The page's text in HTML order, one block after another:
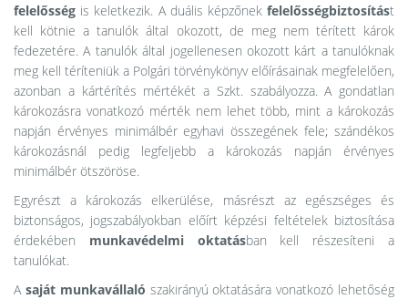
felelősség is keletkezik. A duális képzőnek felelősségbiztosítást
kell kötnie a tanulók által okozott, de meg nem térített károk
fedezetére. A tanulók által jogellenesen okozott kárt a tanulóknak
meg kell téríteniük a Polgári törvénykönyv előírásainak megfelelően,
azonban a kártérítés mértékét a Szkt. szabályozza. A gondatlan
károkozásra vonatkozó mérték nem lehet több, mint a károkozás
napján érvényes minimálbér egyhavi összegének fele; szándékos
károkozásnál pedig legfeljebb a károkozás napján érvényes
minimálbér ötszöröse.
Egyrészt a károkozás elkerülése, másrészt az egészséges és
biztonságos, jogszabályokban előírt képzési feltételek biztosítása
érdekében munkavédelmi oktatásban kell részesíteni a
tanulókat.
A saját munkavállaló szakirányú oktatására vonatkozó lehetőség